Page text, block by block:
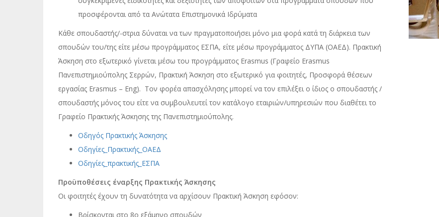
προσφέρονται από τα Ανώτατα Επιστημονικά Ιδρύματα
Κάθε σπουδαστής/-στρια δύναται να των πραγματοποιήσει μόνο μια φορά κατά τη διάρκεια των
σπουδών του/της είτε μέσω προγράμματος ΕΣΠΑ, είτε μέσω προγράμματος ΔΥΠΑ (ΟΑΕΔ). Πρακτική
Άσκηση στο εξωτερικό γίνεται μέσω του προγράμματος Erasmus (Γραφείο Erasmus
Πανεπιστημιούπολης Σερρών, Πρακτική Άσκηση στο εξωτερικό για φοιτητές, Προσφορά θέσεων
εργασίας Erasmus – Eng). Τον φορέα απασχόλησης μπορεί να τον επιλέξει ο ίδιος ο σπουδαστής /
σπουδαστής μόνος του είτε να συμβουλευτεί τον κατάλογο εταιριών/υπηρεσιών που διαθέτει το
Γραφείο Πρακτικής Άσκησης της Πανεπιστημιούπολης.
Οδηγός Πρακτικής Άσκησης
Οδηγίες_Πρακτικής_ΟΑΕΔ
Οδηγίες_πρακτικής_ΕΣΠΑ
Προϋποθέσεις έναρξης Πρακτικής Άσκησης
Οι φοιτητές έχουν τη δυνατότητα να αρχίσουν Πρακτική Άσκηση εφόσον:
Βρίσκονται στο 8o εξάμηνο σπουδών